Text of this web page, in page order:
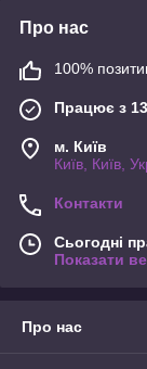
Про нас
100%
Працює з
м. Київ
Київ, Київ,
Контакти
Сьогодні
Показати
Про нас